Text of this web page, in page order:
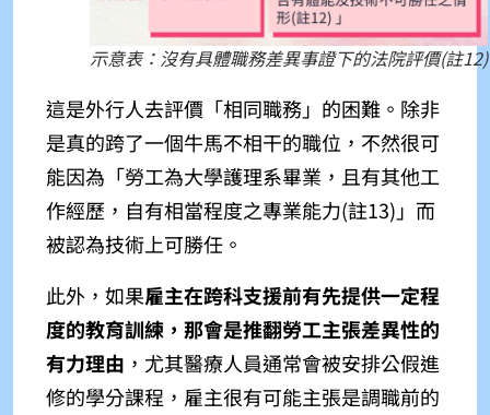
示意表：沒有具體職務差異事證下的法院評價(註12)
這是外行人去評價「相同職務」的困難。除非
是真的跨了一個牛馬不相干的職位，不然很可
能因為「勞工為大學護理系畢業，且有其他工
作經歷，自有相當程度之專業能力(註13) 」而
被認為技術上可勝任。
此外，如果雇主在跨科支援前有先提供一定程
度的教育訓練，那會是推翻勞工主張差異性的
有力理由 ，尤其醫療人員通常會被安排公假進
修的學分課程，雇主很有可能主張是調職前的